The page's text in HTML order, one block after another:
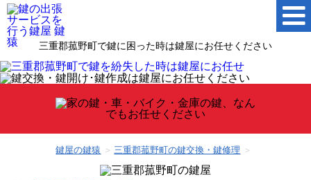
三重郡菰野町で鍵に困った時は鍵屋にお任せください
鍵屋の鍵猿 三重郡菰野町の鍵交換・鍵修理